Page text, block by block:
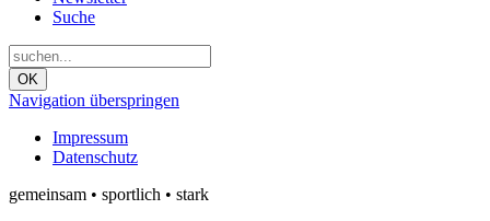
Suche
OK
Navigation überspringen
Impressum
Datenschutz
gemeinsam • sportlich • stark